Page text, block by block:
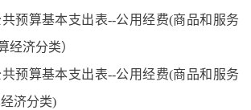
共预算基本支出表--公用经费(商品和服务
经济分类）
共预算基本支出表--公用经费(商品和服务
济分类)